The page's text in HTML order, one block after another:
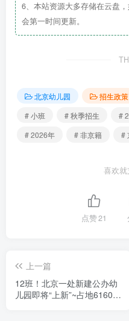
东城区上幼儿园还
查看
6、本站资源大多存储在云盘
会第一时间更新。
北京幼儿园
招生政策
# 小班
# 秋季招生 #
# 2026年
# 非京籍 #
喜欢
点赞21
上一篇
12班！北京一处新建公办幼
儿园即将“上新”~占地6160平